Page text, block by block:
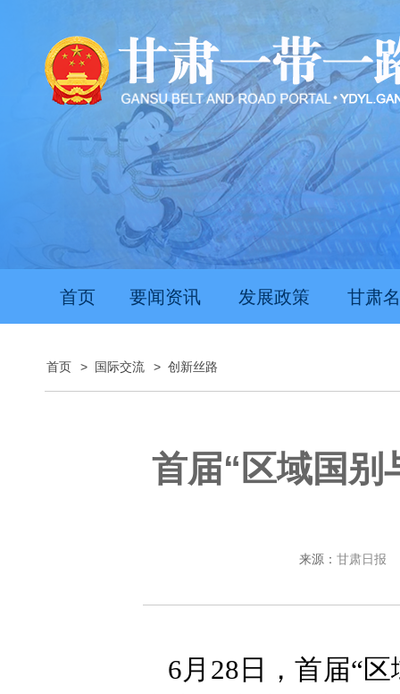
首页 要闻资讯 发展政策 甘肃
首页 > 国际交流 > 创新丝路
首届“区域国别
来源： 甘肃日报
6月28日，首届“